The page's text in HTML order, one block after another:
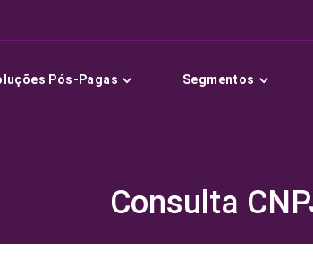
Pós-Pagas Segmentos
Consulta